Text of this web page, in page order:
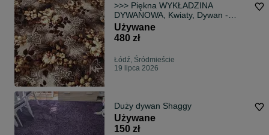
>>> Piękna WYKŁADZINA
DYWANOWA, Kwiaty, Dywan -
Warto <<<
Używane
480 zł
Łódź, Śródmieście
19 lipca 2026
Duży dywan Shaggy
Używane
150 zł